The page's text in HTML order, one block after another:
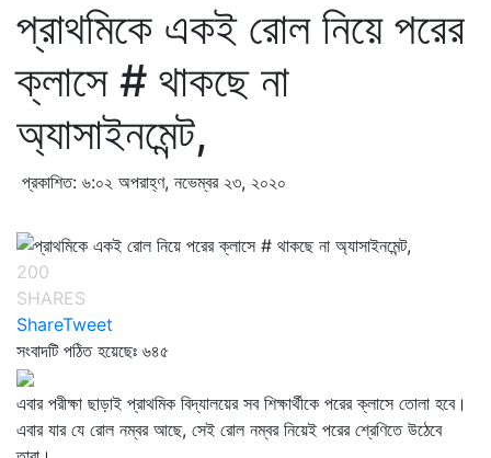
প্রাথমিকে একই রোল নিয়ে পরের
ক্লাসে # থাকছে না
অ্যাসাইনমেন্ট,
প্রকাশিত: ৬:০২ অপরাহ্ণ, নভেম্বর ২৩, ২০২০
200
SHARES
ShareTweet
সংবাদটি পঠিত হয়েছেঃ ৬৪৫
এবার পরীক্ষা ছাড়াই প্রাথমিক বিদ্যালয়ের সব শিক্ষার্থীকে পরের ক্লাসে তোলা হবে।
এবার যার যে রোল নম্বর আছে, সেই রোল নম্বর নিয়েই পরের শ্রেণিতে উঠেবে